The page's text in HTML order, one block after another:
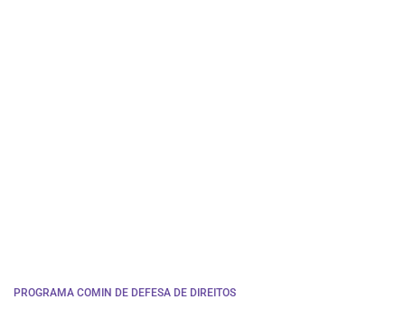
PROGRAMA COMIN DE DEFESA DE DIREITOS